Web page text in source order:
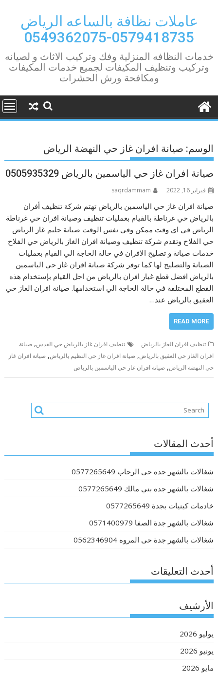
contentعاملات نظافة بالساعه الرياض
0579418735-0549362075
خدمات النظافه المنزلية وفك وتركيب الاثاث و لصيانه
وتركيب وتنظيف المكيفات لجميع خدمات المكيفات
ومكافحة ورش الحشرات
الوسم: صيانة افران غاز حي النهضة الرياض
صيانة افران غاز حي الياسمين بالرياض 0505935329
فبراير 16, 2022 saqrdammam
صيانة افران غاز حي الياسمين بالرياض تهتم شركة تنظيف أفران
بالرياض حي غرناطة بالقيام بعمليات تنظيف وصيانة افران حي غرناطة
الرياض في اي وقت ممكن وفي نفس الوقت صيانة جليم غاز الرياض
حي الفلاح وتقدم شركة تنظيف وصيانة افران الغاز بالرياض حي الفلاح
خدمات صيانة و تصليح الافران في حالة الحاجة الي القيام بعمليات
الصيانة والتصليح لها كما توفر شركة صيانة افران غاز حي الياسمين
بالرياض افضل قطع غيار افران بالرياض من اجل القيام بإستخدام هذه
القطع المختلفة في حالة الحاجة الي استخدامها. صيانة افران الغاز حي
العقيق بالرياض عند…
READ MORE
تنظيف افران الغاز بالرياض تنظيف افران غاز بالرياض حي القدس,صيانة
افران الغاز حي العقيق بالرياض,صيانة افران غاز حي النظيم بالرياض,صيانة افران غاز
حي النهضة الرياض,صيانة افران غاز حي الياسمين بالرياض
أحدث المقالات
شغالات بالشهر جده حى الرحاب 0577265649
شغالات بالشهر جده بني مالك 0577265649
خادمات كينيات بجدة 0577265649
شغالات بالشهر جدة الصفا 0571400979
شغالات بالشهر جدة حى المروه 0562346904
أحدث التعليقات
الأرشيف
يوليو 2026
يونيو 2026
مايو 2026